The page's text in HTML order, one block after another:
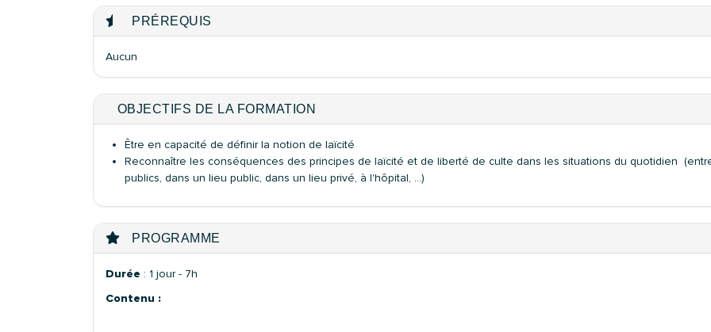
PRÉREQUIS
Aucun
OBJECTIFS DE LA FORMATION
Être en capacité de définir la notion de laïcité
Reconnaître les conséquences des principes de laïcité et de liberté de culte dans les situations du quotidien
publics, dans un lieu public, dans un lieu privé, à l'hôpital, …)
PROGRAMME
Durée : 1 jour - 7h
Contenu :